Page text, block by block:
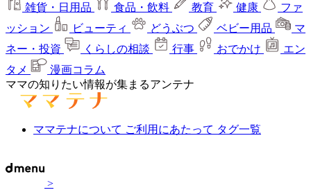
雑貨・日用品 食品・飲料 教育 健康
ファ
ッション
ビューティ どうぶつ ベビー用品
マ
ネー・投資
くらしの相談 行事 おでかけ
エン
タメ
漫画コラム
ママの知りたい情報が集まるアンテナ
ママテナについて ご利用にあたって タグ一覧
>